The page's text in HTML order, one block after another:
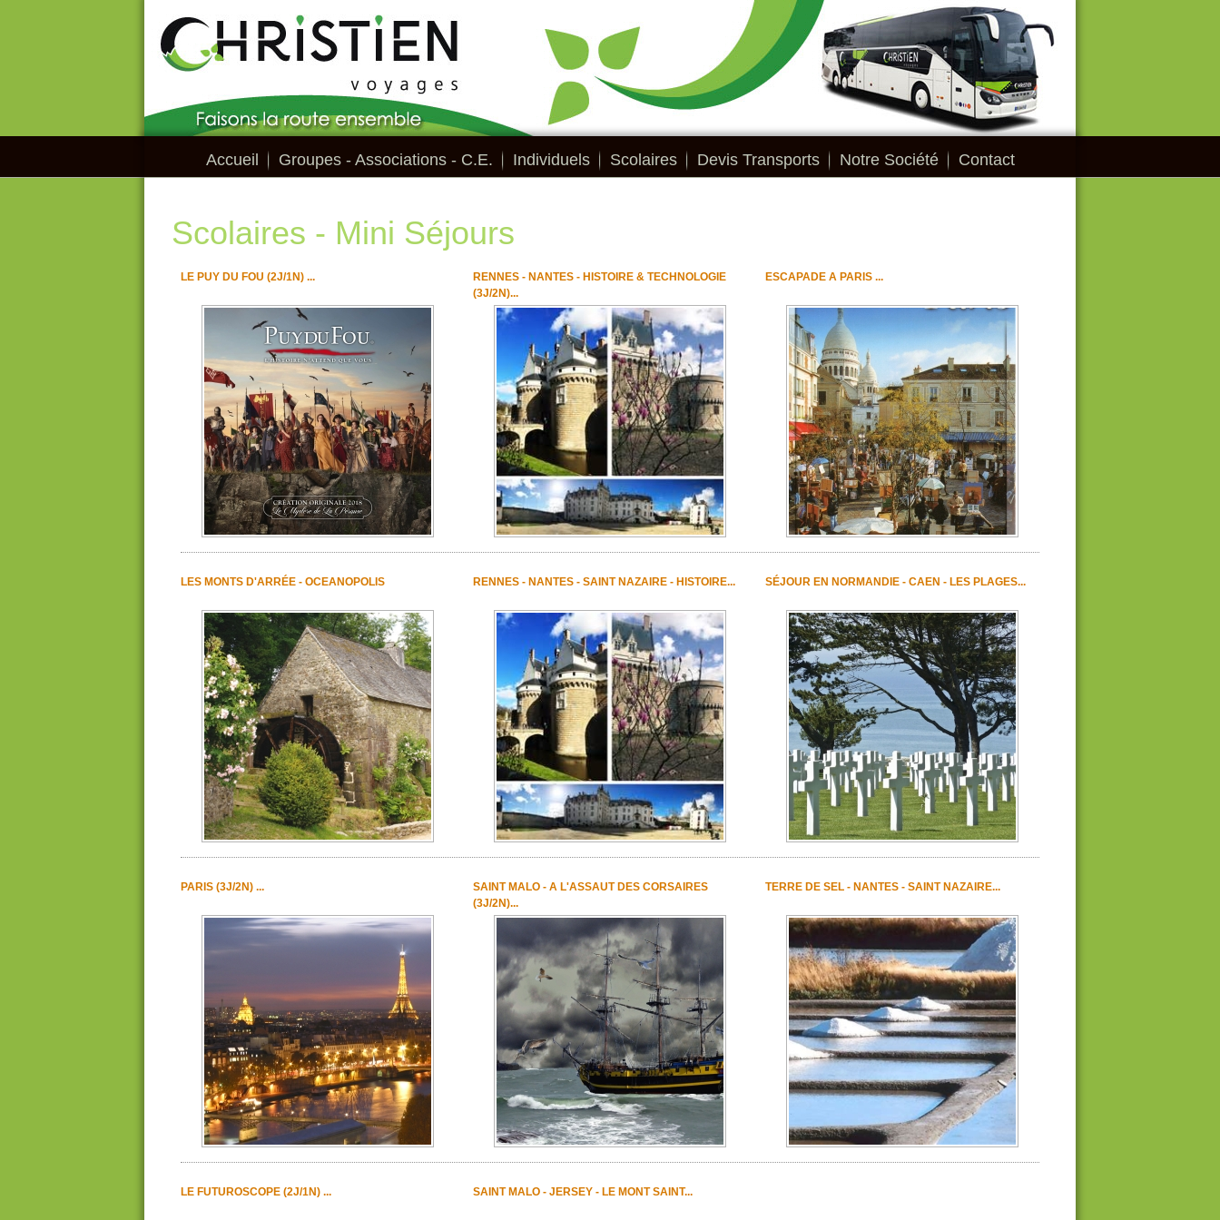
Accueil Groupes - Associations - C.E. Individuels Scolaires Devis Transports Notre Société Contact
Scolaires - Mini Séjours
LE PUY DU FOU (2J/1N) ...
RENNES - NANTES - HISTOIRE & TECHNOLOGIE
(3J/2N)...
ESCAPADE A PARIS ...
LES MONTS D'ARRÉE - OCEANOPOLIS RENNES - NANTES - SAINT NAZAIRE - HISTOIRE... SÉJOUR EN NORMANDIE - CAEN - LES PLAGES...
PARIS (3J/2N) ...
SAINT MALO - A L'ASSAUT DES CORSAIRES
(3J/2N)...
TERRE DE SEL - NANTES - SAINT NAZAIRE...
LE FUTUROSCOPE (2J/1N) ... SAINT MALO - JERSEY - LE MONT SAINT...